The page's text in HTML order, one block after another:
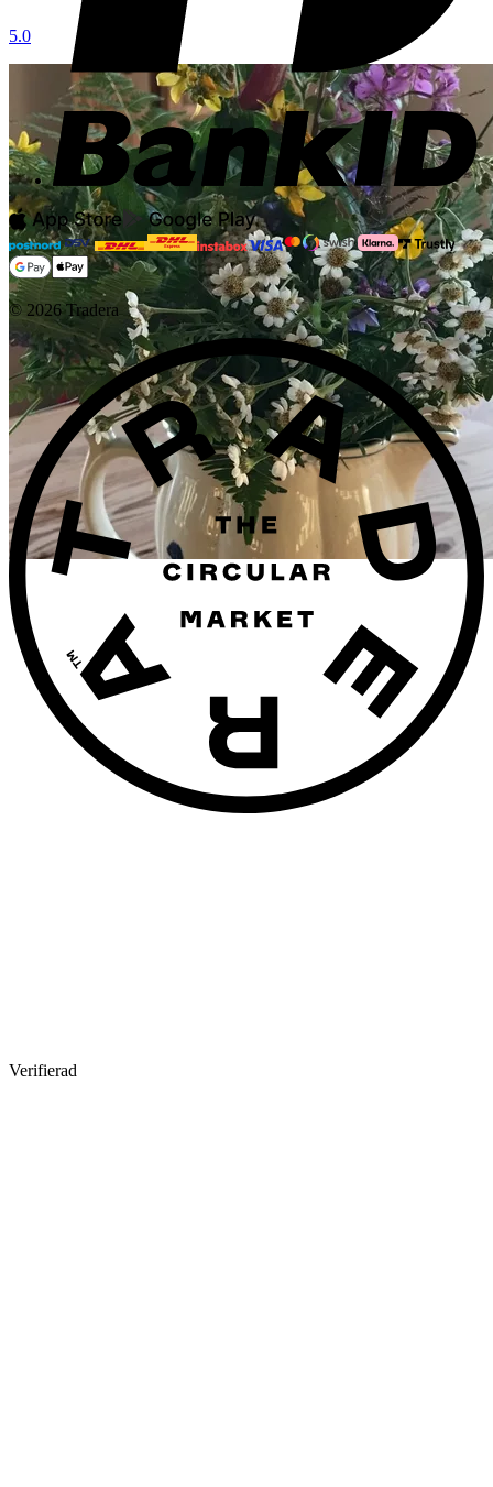
5.0
Verifierad
© 2026Tradera